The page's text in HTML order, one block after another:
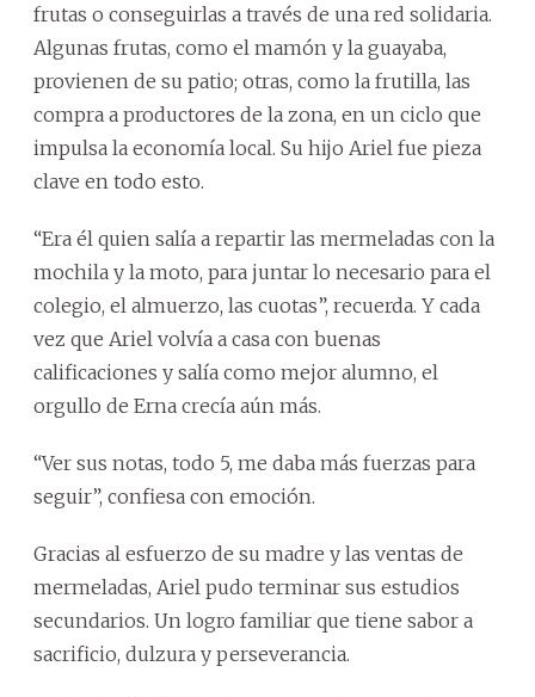
frutas o conseguirlas a través de una red solidaria.
Algunas frutas, como el mamón y la guayaba,
provienen de su patio; otras, como la frutilla, las
compra a productores de la zona, en un ciclo que
impulsa la economía local. Su hijo Ariel fue pieza
clave en todo esto.
“Era él quien salía a repartir las mermeladas con la
mochila y la moto, para juntar lo necesario para el
colegio, el almuerzo, las cuotas”, recuerda. Y cada
vez que Ariel volvía a casa con buenas
calificaciones y salía como mejor alumno, el
orgullo de Erna crecía aún más.
“Ver sus notas, todo 5, me daba más fuerzas para
seguir”, confiesa con emoción.
Gracias al esfuerzo de su madre y las ventas de
mermeladas, Ariel pudo terminar sus estudios
secundarios. Un logro familiar que tiene sabor a
sacrificio, dulzura y perseverancia.